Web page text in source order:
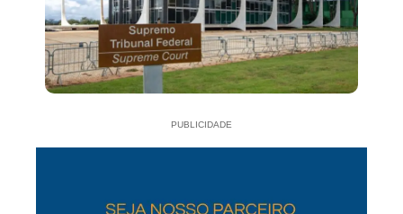
PUBLICIDADE